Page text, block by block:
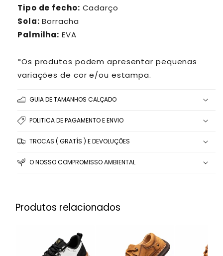
Tipo de fecho: Cadarço
Sola: Borracha
Palmilha: EVA
*Os produtos podem apresentar pequenas
variações de cor e/ou estampa.
GUIA DE TAMANHOS CALÇADO
POLITICA DE PAGAMENTO E ENVIO
TROCAS ( GRATÍS ) E DEVOLUÇÕES
O NOSSO COMPROMISSO AMBIENTAL
Produtos relacionados